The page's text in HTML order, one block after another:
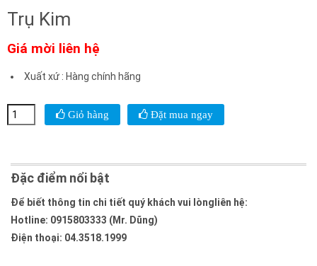
Trụ Kim
Giá mời liên hệ
Xuất xứ : Hàng chính hãng
Giỏ hàng Đặt mua ngay
Đặc điểm nổi bật
Để biết thông tin chi tiết quý khách vui lòngliên hệ:
Hotline: 0915803333 (Mr. Dũng)
Điện thoại: 04.3518.1999